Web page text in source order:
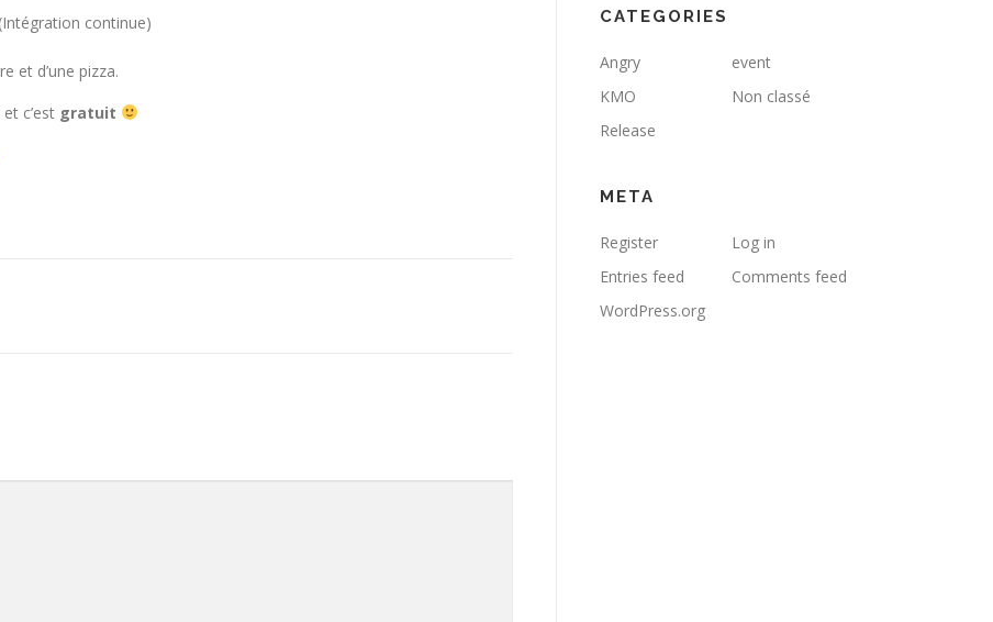
continue)
et d’une pizza.
c’est gratuit
CATEGORIES
Angry
event
KMO
Non classé
Release
META
Register
Log in
Entries feed
Comments feed
WordPress.org